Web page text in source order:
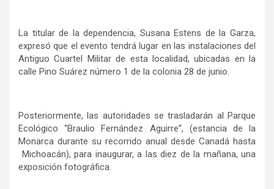
La titular de la dependencia, Susana Estens de la Garza,
expresó que el evento tendrá lugar en las instalaciones del
Antiguo Cuartel Militar de esta localidad, ubicadas en la
calle Pino Suárez número 1 de la colonia 28 de junio.
Posteriormente, las autoridades se trasladarán al Parque
Ecológico “Braulio Fernández Aguirre”, (estancia de la
Monarca durante su recorrido anual desde Canadá hasta
Michoacán), para inaugurar, a las diez de la mañana, una
exposición fotográfica.